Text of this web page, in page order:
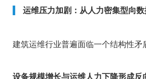
运维压力加剧：从人力密集型向
建筑运维行业普遍面临一个结构性矛
设备规模增长与运维人力下降形成反